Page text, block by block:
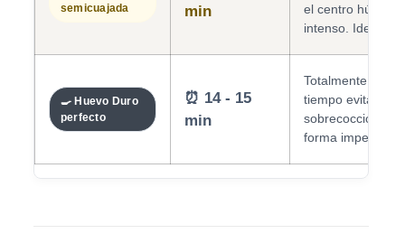
semicuajada
min
el centro
intenso. Ideal
🍳 Huevo Duro
perfecto
⏰ 14 - 15
min
Totalmente
tiempo evitas el
sobrecocción y
forma impecable